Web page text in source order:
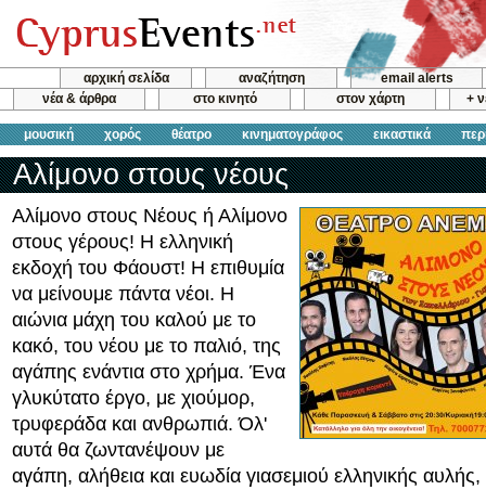
αρχική σελίδα αναζήτηση
email alerts
νέα & άρθρα
στο κινητό στον χάρτη +
μουσική χορός θέατρο κινηματογράφος εικαστικά
Αλίμονο στους νέους
Αλίμονο στους Νέους ή Αλίμονο
στους γέρους! Η ελληνική
εκδοχή του Φάουστ! Η επιθυμία
να μείνουμε πάντα νέοι. Η
αιώνια μάχη του καλού με το
κακό, του νέου με το παλιό, της
αγάπης ενάντια στο χρήμα. Ένα
γλυκύτατο έργο, με χιούμορ,
τρυφεράδα και ανθρωπιά. Όλ'
αυτά θα ζωντανέψουν με
αγάπη, αλήθεια και ευωδία γιασεμιού ελληνικής